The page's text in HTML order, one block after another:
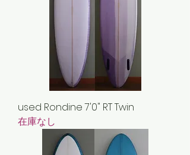
used Rondine 7'0" RT Twin
在庫なし